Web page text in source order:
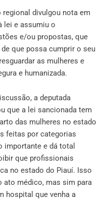
regional divulgou nota em
lei e assumiu o
e/ou propostas, que
que possa cumprir o seu
as mulheres e
e humanizada.
a deputada
que a lei sancionada tem
das mulheres no estado
feitas por categorias
importante e dá total
que profissionais
no estado do Piauí. Isso
ato médico, mas sim para
hospital que venha a